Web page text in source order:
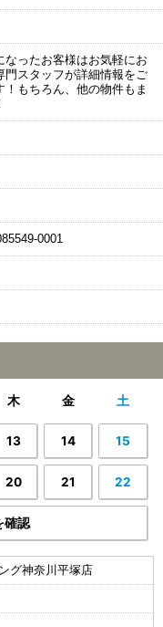
ったお客様はお気軽にお
スタッフが詳細情報をご
もちろん、他の物件もま
0001
木 金 土
13 14 15
20 21 22
確認
グ神奈川平塚店